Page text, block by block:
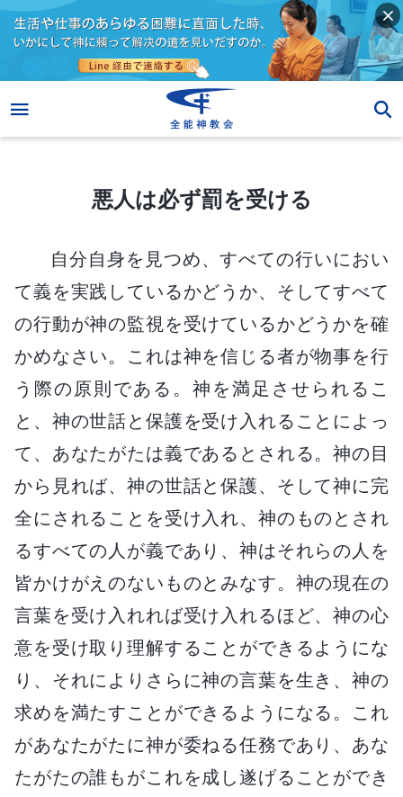
悪人は必ず罰を受ける
自分自身を見つめ、すべての行いにおい
て義を実践しているかどうか、そしてすべて
の行動が神の監視を受けているかどうかを確
かめなさい。これは神を信じる者が物事を行
う際の原則である。神を満足させられるこ
と、神の世話と保護を受け入れることによっ
て、あなたがたは義であるとされる。神の目
から見れば、神の世話と保護、そして神に完
全にされることを受け入れ、神のものとされ
るすべての人が義であり、神はそれらの人を
皆かけがえのないものとみなす。神の現在の
言葉を受け入れれば受け入れるほど、神の心
意を受け取り理解することができるようにな
り、それによりさらに神の言葉を生き、神の
求めを満たすことができるようになる。これ
があなたがたに神が委ねる任務であり、あな
たがたの誰もがこれを成し遂げることができ